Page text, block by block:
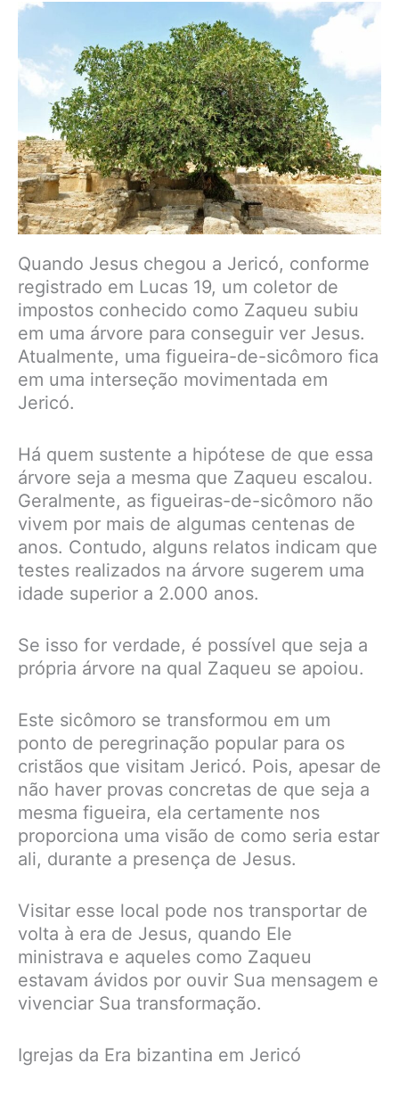
Quando Jesus chegou a Jericó, conforme
registrado em Lucas 19, um coletor de
impostos conhecido como Zaqueu subiu
em uma árvore para conseguir ver Jesus.
Atualmente, uma figueira-de-sicômoro fica
em uma interseção movimentada em
Jericó.
Há quem sustente a hipótese de que essa
árvore seja a mesma que Zaqueu escalou.
Geralmente, as figueiras-de-sicômoro não
vivem por mais de algumas centenas de
anos. Contudo, alguns relatos indicam que
testes realizados na árvore sugerem uma
idade superior a 2.000 anos.
Se isso for verdade, é possível que seja a
própria árvore na qual Zaqueu se apoiou.
Este sicômoro se transformou em um
ponto de peregrinação popular para os
cristãos que visitam Jericó. Pois, apesar de
não haver provas concretas de que seja a
mesma figueira, ela certamente nos
proporciona uma visão de como seria estar
ali, durante a presença de Jesus.
Visitar esse local pode nos transportar de
volta à era de Jesus, quando Ele
ministrava e aqueles como Zaqueu
estavam ávidos por ouvir Sua mensagem e
vivenciar Sua transformação.
Igrejas da Era bizantina em Jericó